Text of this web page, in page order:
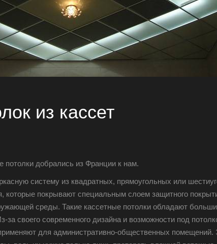
из кассет
добрались из Франции к нам.
систему из квадратных, прямоугольных или
которые покрывают специальным слоем защитного
среды. Такие кассетные потолки обладают
за своего современного дизайна и возможности под
для административно-общественных помещений.